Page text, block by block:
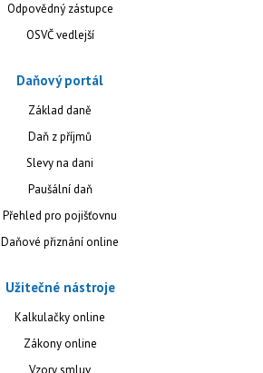
Odpovědný zástupce
OSVČ vedlejší
Daňový portál
Základ daně
Daň z příjmů
Slevy na dani
Paušální daň
Přehled pro pojišťovnu
Daňové přiznání online
Užitečné nástroje
Kalkulačky online
Zákony online
Vzory smluv